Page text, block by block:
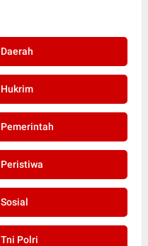
Daerah
Hukrim
Pemerintah
Peristiwa
Sosial
Tni Polri